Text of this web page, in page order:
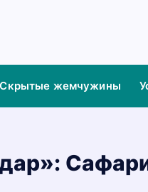
Скрытые жемчужины